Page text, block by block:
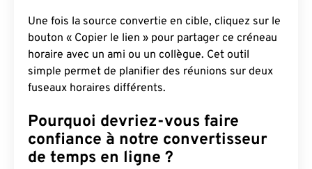
Une fois la source convertie en cible, cliquez sur le
bouton « Copier le lien » pour partager ce créneau
horaire avec un ami ou un collègue. Cet outil
simple permet de planifier des réunions sur deux
fuseaux horaires différents.
Pourquoi devriez-vous faire
confiance à notre convertisseur
de temps en ligne ?